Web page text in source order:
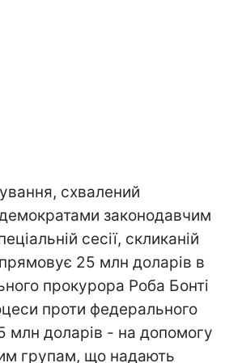
схвалений
законодавчим
сесії, скликаній
25 млн доларів в
прокурора Роба Бонті
проти федерального
млн доларів - на допомогу
групам, що надають